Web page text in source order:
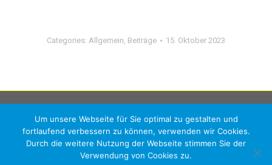
Categories: Allgemein, Beiträge 15. Oktober 2023
Um unsere Webseite für Sie optimal zu gestalten und
fortlaufend verbessern zu können, verwenden wir Cookies.
Durch die weitere Nutzung der Webseite stimmen Sie der
Verwendung von Cookies zu.